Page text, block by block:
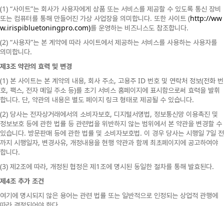
(1) “사이트”는 회사가 사용자에게 상품 또는 서비스를 제공할 수 있도록 통신 장비
또는 컴퓨터를 통해 만들어진 가상 사업장을 의미합니다. 또한 사이트 (http://ww
w.irispibluetoningpro.com)를 운영하는 비즈니스도 참조합니다.
(2) “사용자”는 본 계약에 따라 사이트에서 제공하는 서비스를 사용하는 사용자를
의미합니다.
제 3조 약관의 효력 및 변경
(1) 본 사이트는 본 계약의 내용, 회사 주소, 고용주 ID 번호 및 연락처 정보(전화 번
호, 팩스, 전자 메일 주소 등)를 초기 서비스 홈페이지에 표시함으로써 효력을 발휘
합니다. 단, 약관의 내용은 별도 페이지 링크 형태로 제공될 수 있습니다.
(2) 당사는 전자상거래에서의 소비자보호, 디지털서명법, 정보통신망 이용촉진 및
정보보호 등에 관한 법률 등 관련법을 위반하지 않는 범위에서 본 약관을 변경할 수
있습니다. 방문판매 등에 관한 법률 및 소비자보호법. 이 경우 당사는 시행일 7일 전
까지 시행일자, 변경사유, 개정내용을 현행 약관과 함께 최초페이지에 공고하여야
합니다.
(3) 제 2조에 따라, 개정된 협정은 제 1 조에 명시된 동일한 절차를 통해 발효된다.
제 4조 추가 조건
여기에 명시되지 않은 용어는 관련 법률 또는 일반적으로 인정되는 상업적 관행에